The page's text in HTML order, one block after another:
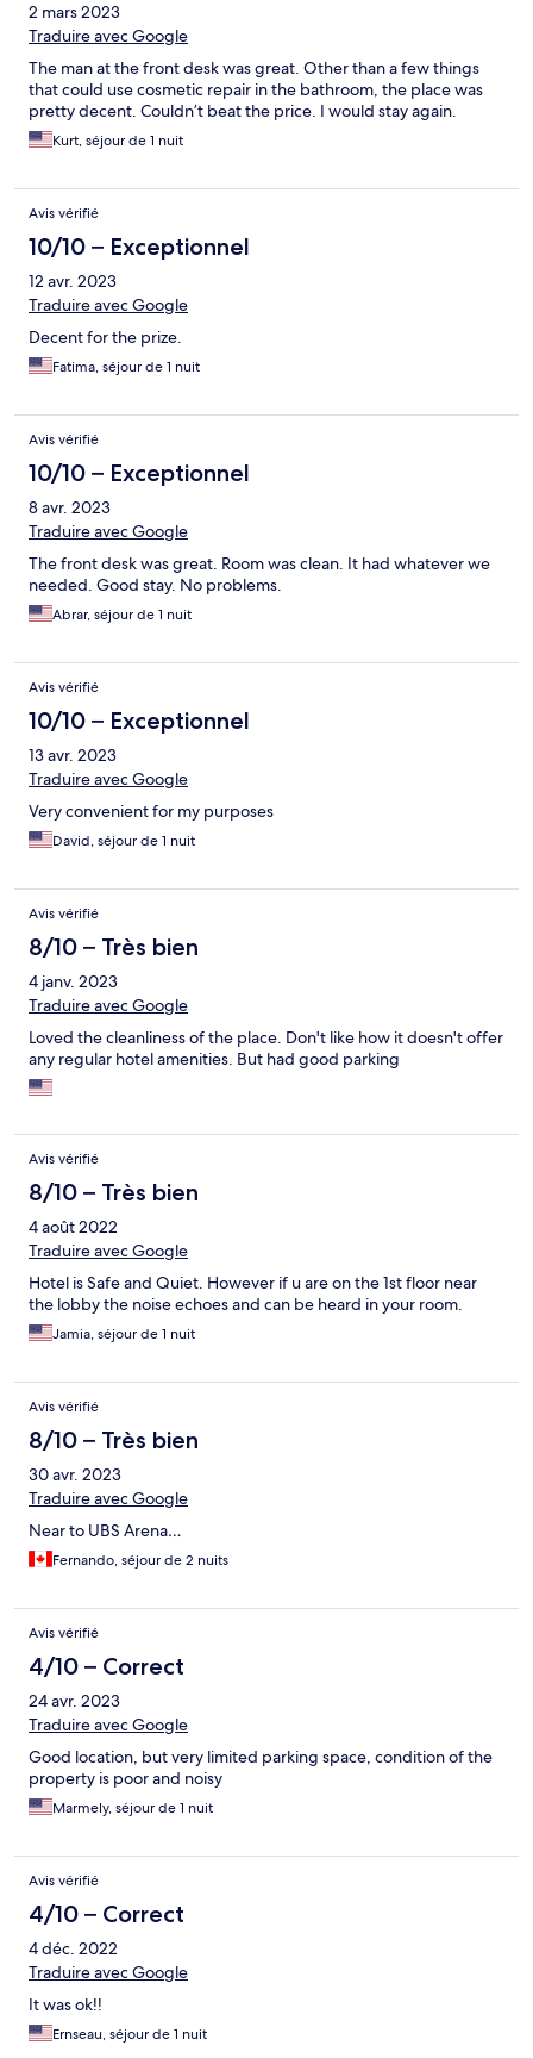
2 mars 2023
Traduire avec Google
The man at the front desk was great. Other than a few things
that could use cosmetic repair in the bathroom, the place was
pretty decent. Couldn’t beat the price. I would stay again.
Kurt, séjour de 1 nuit
Avis vérifié
10/10 – Exceptionnel
12 avr. 2023
Traduire avec Google
Decent for the prize.
Fatima, séjour de 1 nuit
Avis vérifié
10/10 – Exceptionnel
8 avr. 2023
Traduire avec Google
The front desk was great. Room was clean. It had whatever we
needed. Good stay. No problems.
Abrar, séjour de 1 nuit
Avis vérifié
10/10 – Exceptionnel
13 avr. 2023
Traduire avec Google
Very convenient for my purposes
David, séjour de 1 nuit
Avis vérifié
8/10 – Très bien
4 janv. 2023
Traduire avec Google
Loved the cleanliness of the place. Don't like how it doesn't offer
any regular hotel amenities. But had good parking
Avis vérifié
8/10 – Très bien
4 août 2022
Traduire avec Google
Hotel is Safe and Quiet. However if u are on the 1st floor near
the lobby the noise echoes and can be heard in your room.
Jamia, séjour de 1 nuit
Avis vérifié
8/10 – Très bien
30 avr. 2023
Traduire avec Google
Near to UBS Arena…
Fernando, séjour de 2 nuits
Avis vérifié
4/10 – Correct
24 avr. 2023
Traduire avec Google
Good location, but very limited parking space, condition of the
property is poor and noisy
Marmely, séjour de 1 nuit
Avis vérifié
4/10 – Correct
4 déc. 2022
Traduire avec Google
It was ok!!
Ernseau, séjour de 1 nuit